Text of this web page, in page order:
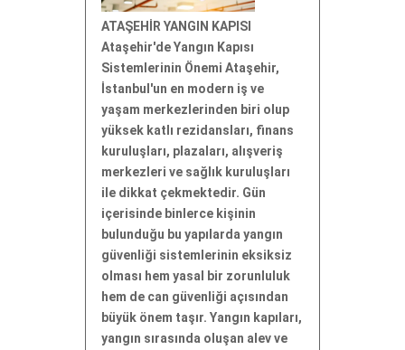
ATAŞEHİR YANGIN KAPISI
Ataşehir'de Yangın Kapısı
Sistemlerinin Önemi Ataşehir,
İstanbul'un en modern iş ve
yaşam merkezlerinden biri olup
yüksek katlı rezidansları, finans
kuruluşları, plazaları, alışveriş
merkezleri ve sağlık kuruluşları
ile dikkat çekmektedir. Gün
içerisinde binlerce kişinin
bulunduğu bu yapılarda yangın
güvenliği sistemlerinin eksiksiz
olması hem yasal bir zorunluluk
hem de can güvenliği açısından
büyük önem taşır. Yangın kapıları,
yangın sırasında oluşan alev ve